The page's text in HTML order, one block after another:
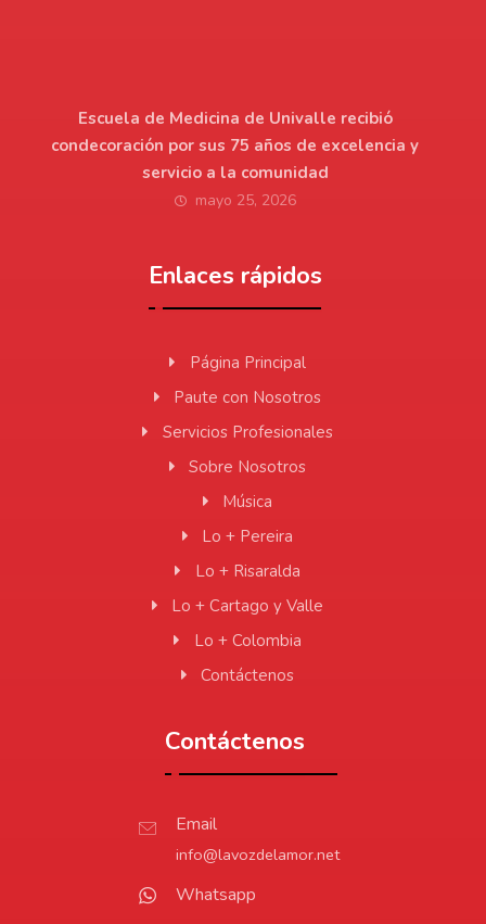
Escuela de Medicina de Univalle recibió
condecoración por sus 75 años de excelencia y
servicio a la comunidad
mayo 25, 2026
Enlaces rápidos
Página Principal
Paute con Nosotros
Servicios Profesionales
Sobre Nosotros
Música
Lo + Pereira
Lo + Risaralda
Lo + Cartago y Valle
Lo + Colombia
Contáctenos
Contáctenos
Email
info@lavozdelamor.net
Whatsapp